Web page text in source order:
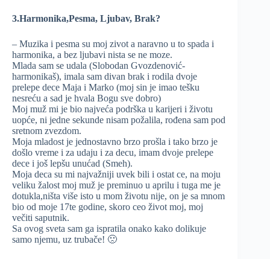
3.Harmonika,Pesma, Ljubav, Brak?
– Muzika i pesma su moj zivot a naravno u to spada i
harmonika, a bez ljubavi nista se ne moze.
Mlada sam se udala (Slobodan Gvozdenović-
harmonikaš), imala sam divan brak i rodila dvoje
prelepe dece Maja i Marko (moj sin je imao tešku
nesreću a sad je hvala Bogu sve dobro)
Moj muž mi je bio najveća podrška u karijeri i životu
uopće, ni jedne sekunde nisam požalila, rođena sam pod
sretnom zvezdom.
Moja mladost je jednostavno brzo prošla i tako brzo je
došlo vreme i za udaju i za decu, imam dvoje prelepe
dece i još lepšu unućad (Smeh).
Moja deca su mi najvažniji uvek bili i ostat ce, na moju
veliku žalost moj muž je preminuo u aprilu i tuga me je
dotukla,ništa više isto u mom životu nije, on je sa mnom
bio od moje 17te godine, skoro ceo život moj, moj
večiti saputnik.
Sa ovog sveta sam ga ispratila onako kako dolikuje
samo njemu, uz trubače! 🙁